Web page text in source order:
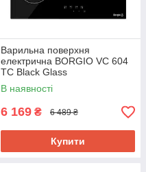
Варильна поверхня
електрична BORGIO VC 604
TC Black Glass
В наявності
6 169 ₴ 6 489 ₴
Купити